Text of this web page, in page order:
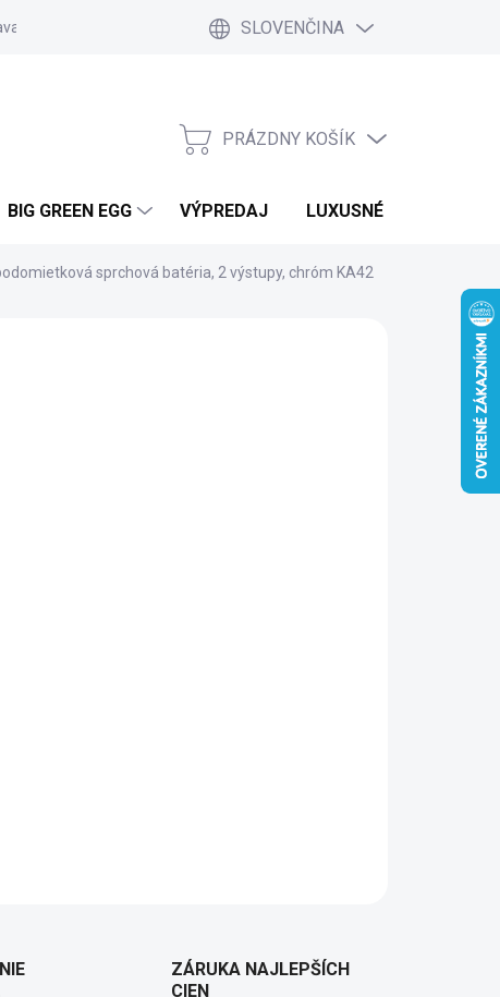
a platby Blog Ako nakupovať
SLOVENČINA
NÁKUPNÝ
PRÁZDNY KOŠÍK
BIG GREEN EGG VÝPREDAJ LUXUSNÉ MOBILNÉ
sprchová batéria, 2 výstupy, chróm KA42
hubicou u umývadlové batérie
ZÁRUKA NAJLEPŠÍCH
CIEN